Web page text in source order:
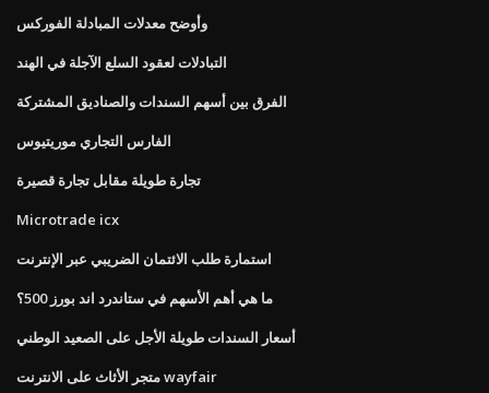
وأوضح معدلات المبادلة الفوركس
التبادلات لعقود السلع الآجلة في الهند
الفرق بين أسهم السندات والصناديق المشتركة
الفارس التجاري موريتيوس
تجارة طويلة مقابل تجارة قصيرة
Microtrade icx
استمارة طلب الائتمان الضريبي عبر الإنترنت
ما هي أهم الأسهم في ستاندرد اند بورز 500؟
أسعار السندات طويلة الأجل على الصعيد الوطني
متجر الأثاث على الانترنت wayfair